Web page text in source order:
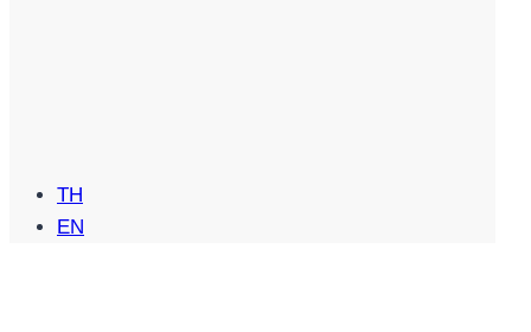
TH
EN